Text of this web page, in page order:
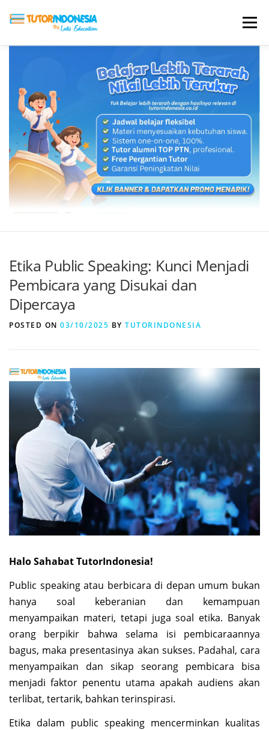
Menu
ABOUT US JADI PENGAJAR
BIAYA LES TESTIMONI PROFIL ALUMNI
BLOG DAFTAR SEKOLAH
Etika Public Speaking: Kunci Menjadi
Pembicara yang Disukai dan
Dipercaya
POSTED ON 03/10/2025 BY TUTORINDONESIA
Halo Sahabat TutorIndonesia!
Public speaking atau berbicara di depan umum bukan
hanya soal keberanian dan kemampuan
menyampaikan materi, tetapi juga soal etika. Banyak
orang berpikir bahwa selama isi pembicaraannya
bagus, maka presentasinya akan sukses. Padahal, cara
menyampaikan dan sikap seorang pembicara bisa
menjadi faktor penentu utama apakah audiens akan
terlibat, tertarik, bahkan terinspirasi.
Etika dalam public speaking mencerminkan kualitas